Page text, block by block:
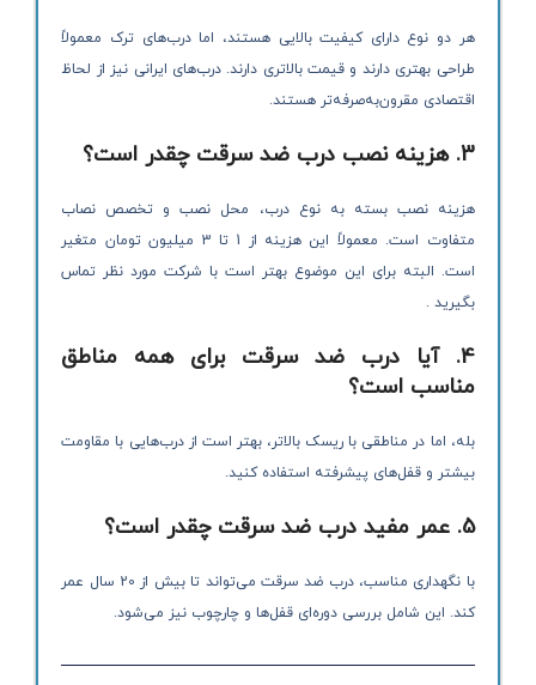
هر دو نوع دارای کیفیت بالایی هستند، اما درب‌های ترک معمولاً
طراحی بهتری دارند و قیمت بالاتری دارند. درب‌های ایرانی نیز از لحاظ
اقتصادی مقرون‌به‌صرفه‌تر هستند.
3. هزینه نصب درب ضد سرقت چقدر است؟
هزینه نصب بسته به نوع درب، محل نصب و تخصص نصاب
متفاوت است. معمولاً این هزینه از 1 تا 3 میلیون تومان متغیر
است. البته برای این موضوع بهتر است با شرکت مورد نظر تماس
بگیرید .
4. آیا درب ضد سرقت برای همه مناطق
مناسب است؟
بله، اما در مناطقی با ریسک بالاتر، بهتر است از درب‌هایی با مقاومت
بیشتر و قفل‌های پیشرفته استفاده کنید.
5. عمر مفید درب ضد سرقت چقدر است؟
با نگهداری مناسب، درب ضد سرقت می‌تواند تا بیش از 20 سال عمر
کند. این شامل بررسی دوره‌ای قفل‌ها و چارچوب نیز می‌شود.